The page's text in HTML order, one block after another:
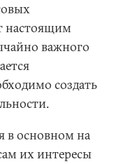
настоящим
важного
создать
в основном на
их интересы